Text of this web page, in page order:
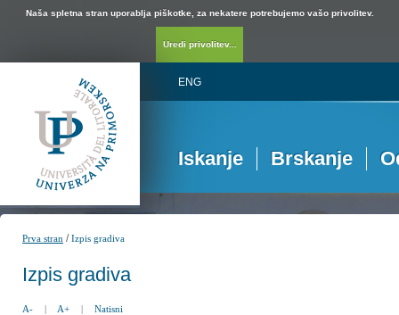
Naša spletna stran uporablja piškotke, za nekatere potrebujemo vašo privolitev.
Uredi privolitev...
ENG
Iskanje Brskanje
Prva stran /Izpis gradiva
Izpis gradiva
A- | A+ | Natisni